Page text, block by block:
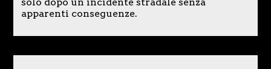
apparenti conseguenze.